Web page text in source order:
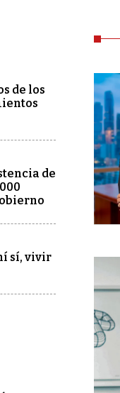
de los
de
sí, vivir